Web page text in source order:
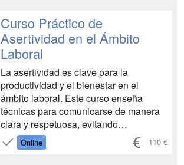
la retroalimentación continua. Estas
herramientas permiten a los g...
Curso Práctico de
Asertividad en el Ámbito
Laboral
La asertividad es clave para la
productividad y el bienestar en el
ámbito laboral. Este curso enseña
técnicas para comunicarse de manera
clara y respetuosa, evitando
malentendidos y fomentando un
ambiente cooperativo. Mejorar la
Online 110 €